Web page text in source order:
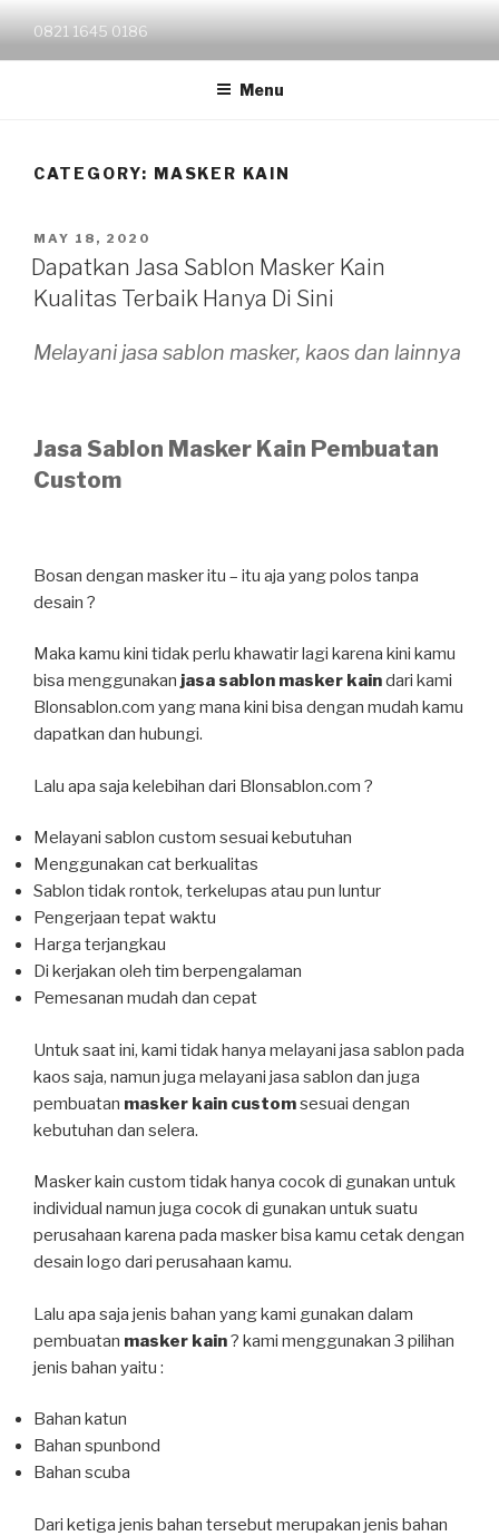
content
0821 1645 0186
Menu
CATEGORY: MASKER KAIN
POSTED
ON
MAY 18, 2020
Dapatkan Jasa Sablon Masker Kain
Kualitas Terbaik Hanya Di Sini
Melayani jasa sablon masker, kaos dan lainnya
Jasa Sablon Masker Kain Pembuatan
Custom
Bosan dengan masker itu – itu aja yang polos tanpa
desain ?
Maka kamu kini tidak perlu khawatir lagi karena kini kamu
bisa menggunakan jasa sablon masker kaindari kami
Blonsablon.com yang mana kini bisa dengan mudah kamu
dapatkan dan hubungi.
Lalu apa saja kelebihan dari Blonsablon.com ?
Melayani sablon custom sesuai kebutuhan
Menggunakan cat berkualitas
Sablon tidak rontok, terkelupas atau pun luntur
Pengerjaan tepat waktu
Harga terjangkau
Di kerjakan oleh tim berpengalaman
Pemesanan mudah dan cepat
Untuk saat ini, kami tidak hanya melayani jasa sablon pada
kaos saja, namun juga melayani jasa sablon dan juga
pembuatan masker kain customsesuai dengan
kebutuhan dan selera.
Masker kain custom tidak hanya cocok di gunakan untuk
individual namun juga cocok di gunakan untuk suatu
perusahaan karena pada masker bisa kamu cetak dengan
desain logo dari perusahaan kamu.
Lalu apa saja jenis bahan yang kami gunakan dalam
pembuatan masker kain? kami menggunakan 3 pilihan
jenis bahan yaitu :
Bahan katun
Bahan spunbond
Bahan scuba
Dari ketiga jenis bahan tersebut merupakan jenis bahan